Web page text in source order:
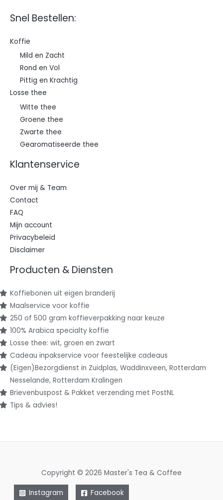
Snel Bestellen:
Koffie
Mild en Zacht
Rond en Vol
Pittig en Krachtig
Losse thee
Witte thee
Groene thee
Zwarte thee
Gearomatiseerde thee
Klantenservice
Over mij & Team
Contact
FAQ
Mijn account
Privacybeleid
Disclaimer
Producten & Diensten
Koffiebonen uit eigen branderij
Maalservice voor koffie
250 of 500 gram koffieverpakking naar keuze
100% Arabica specialty koffie
Losse thee: wit, groen en zwart
Cadeau inpakservice voor feestelijke cadeaus
(Eigen)Bezorgdienst in Zuidplas, Waddinxveen, Rotterdam
Nesselande, Rotterdam Kralingen
Brievenbuspost & Pakket verzending met PostNL
Tips & advies!
Copyright © 2026 Master's Tea & Coffee
Instagram Facebook